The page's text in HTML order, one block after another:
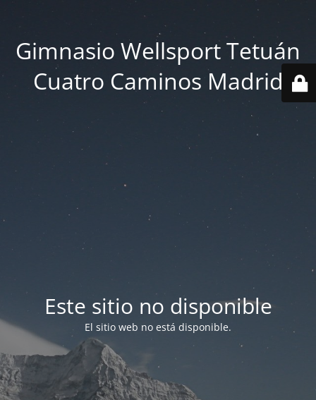
Gimnasio Wellsport Tetuán
Cuatro Caminos Madrid
Este sitio no disponible
El sitio web no está disponible.